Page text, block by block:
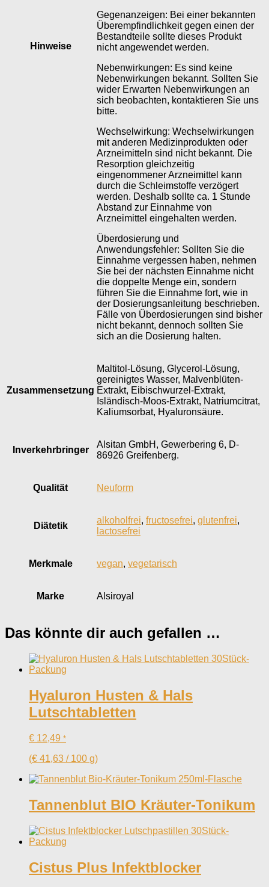
Hinweise
Gegenanzeigen: Bei einer bekannten
Überempfindlichkeit gegen einen der
Bestandteile sollte dieses Produkt
nicht angewendet werden.
Nebenwirkungen: Es sind keine
Nebenwirkungen bekannt. Sollten Sie
wider Erwarten Nebenwirkungen an
sich beobachten, kontaktieren Sie uns
bitte.
Wechselwirkung: Wechselwirkungen
mit anderen Medizinprodukten oder
Arzneimitteln sind nicht bekannt. Die
Resorption gleichzeitig
eingenommener Arzneimittel kann
durch die Schleimstoffe verzögert
werden. Deshalb sollte ca. 1 Stunde
Abstand zur Einnahme von
Arzneimittel eingehalten werden.
Überdosierung und
Anwendungsfehler: Sollten Sie die
Einnahme vergessen haben, nehmen
Sie bei der nächsten Einnahme nicht
die doppelte Menge ein, sondern
führen Sie die Einnahme fort, wie in
der Dosierungsanleitung beschrieben.
Fälle von Überdosierungen sind bisher
nicht bekannt, dennoch sollten Sie
sich an die Dosierung halten.
Zusammensetzung
Maltitol-Lösung, Glycerol-Lösung,
gereinigtes Wasser, Malvenblüten-
Extrakt, Eibischwurzel-Extrakt,
Isländisch-Moos-Extrakt, Natriumcitrat,
Kaliumsorbat, Hyaluronsäure.
Inverkehr­bringer
Alsitan GmbH, Gewerbering 6, D-
86926 Greifenberg.
Qualität Neuform
Diätetik
alkoholfrei, fructosefrei, glutenfrei,
lactosefrei
Merkmale vegan, vegetarisch
Marke Alsiroyal
Das könnte dir auch gefallen …
Hyaluron Husten & Hals
Lutschtabletten
€ 12,49 *
(€ 41,63 / 100 g)
Tannenblut BIO Kräuter-Tonikum
Cistus Plus Infektblocker